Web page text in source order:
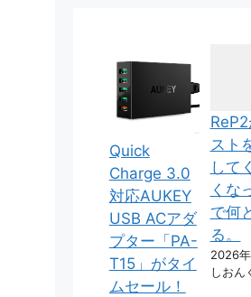
Quick
Charge 3.0
対応AUKEY
USB ACアダ
プター「PA-
T15」がタイ
ムセール！
スト
して
くな
で何
る。
2026
しおん